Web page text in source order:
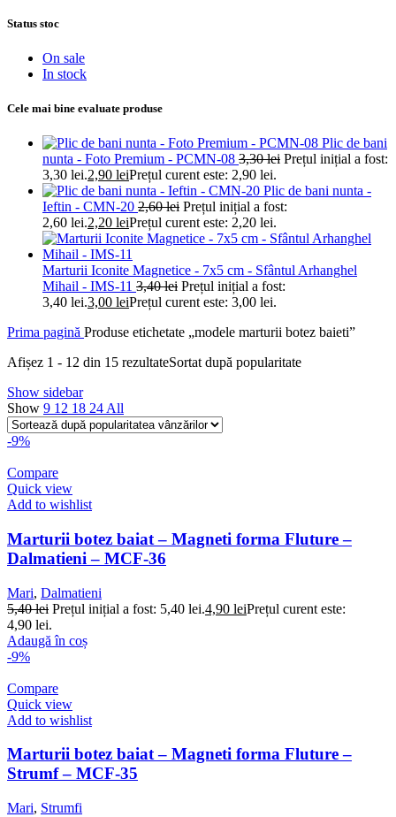
Status stoc
On sale
In stock
Cele mai bine evaluate produse
Plic de bani
nunta - Foto Premium - PCMN-08 3,30lei Prețul inițial a fost:
3,30 lei.2,90 leiPrețul curent este: 2,90 lei.
Plic de bani nunta -
Ieftin - CMN-20 2,60lei Prețul inițial a fost:
2,60 lei.2,20 leiPrețul curent este: 2,20 lei.
Marturii Iconite Magnetice - 7x5 cm - Sfântul Arhanghel
Mihail - IMS-11 3,40lei Prețul inițial a fost:
3,40 lei.3,00 leiPrețul curent este: 3,00 lei.
Prima pagină Produse etichetate „modele marturii botez baieti”
Afișez 1 - 12 din 15 rezultateSortat după popularitate
Show sidebar
Show 9 12 18 24 All
-9%
Compare
Quick view
Add to wishlist
Marturii botez baiat – Magneti forma Fluture –
Dalmatieni – MCF-36
Mari, Dalmatieni
5,40lei Prețul inițial a fost: 5,40 lei.4,90 leiPrețul curent este:
4,90 lei.
Adaugă în coș
-9%
Compare
Quick view
Add to wishlist
Marturii botez baiat – Magneti forma Fluture –
Strumf – MCF-35
Mari, Strumfi